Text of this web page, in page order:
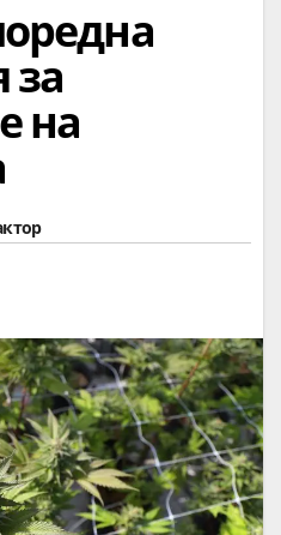
за
на